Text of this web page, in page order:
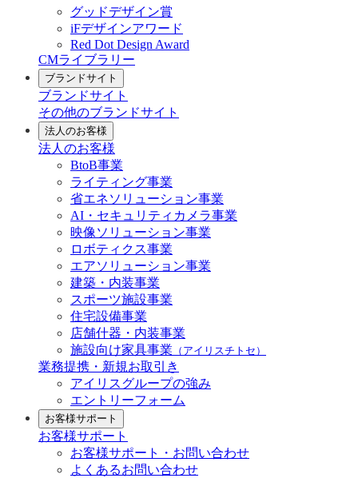
グッドデザイン賞
iFデザインアワード
Red Dot Design Award
CMライブラリー
ブランドサイト
ブランドサイト
その他のブランドサイト
法人のお客様
法人のお客様
BtoB事業
ライティング事業
省エネソリューション事業
AI・セキュリティカメラ事業
映像ソリューション事業
ロボティクス事業
エアソリューション事業
建築・内装事業
スポーツ施設事業
住宅設備事業
店舗什器・内装事業
施設向け家具事業 （アイリスチトセ）
業務提携・新規お取引き
アイリスグループの強み
エントリーフォーム
お客様サポート
お客様サポート
お客様サポート・お問い合わせ
よくあるお問い合わせ